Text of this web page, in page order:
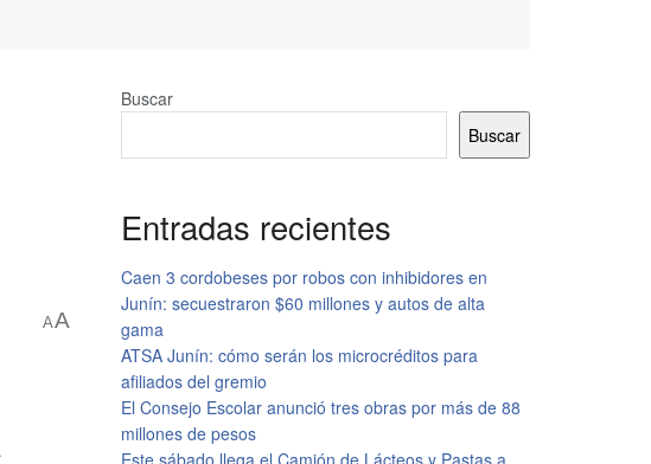
AA
Buscar
Buscar
Entradas recientes
Caen 3 cordobeses por robos con inhibidores en
Junín: secuestraron $60 millones y autos de alta
gama
ATSA Junín: cómo serán los microcréditos para
afiliados del gremio
El Consejo Escolar anunció tres obras por más de 88
millones de pesos